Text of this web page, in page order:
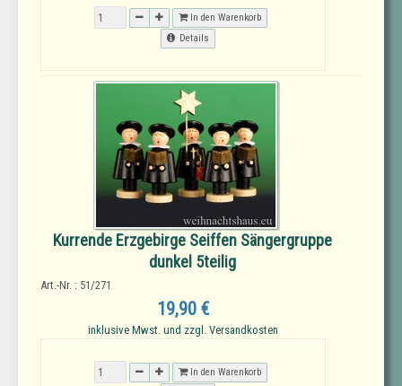
In den Warenkorb
Details
Kurrende Erzgebirge Seiffen Sängergruppe
dunkel 5teilig
Art.-Nr. : 51/271
19,90 €
inklusive Mwst. und zzgl. Versandkosten
In den Warenkorb